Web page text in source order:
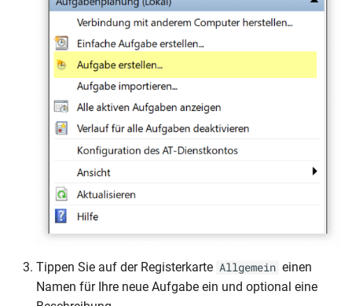
Tippen Sie auf der Registerkarte Allgemein einen
Namen für Ihre neue Aufgabe ein und optional eine